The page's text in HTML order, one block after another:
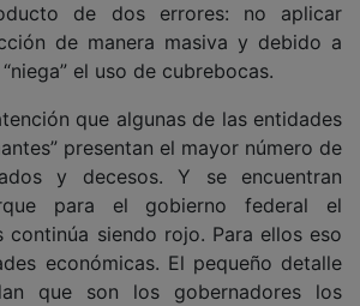
de dos errores: no aplicar
de manera masiva y debido a
el uso de cubrebocas.
que algunas de las entidades
presentan el mayor número de
y decesos. Y se encuentran
para el gobierno federal el
continúa siendo rojo. Para ellos eso
económicas. El pequeño detalle
que son los gobernadores los